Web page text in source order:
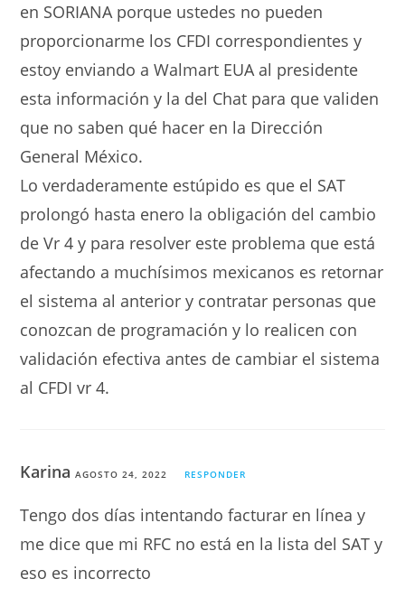
en SORIANA porque ustedes no pueden
proporcionarme los CFDI correspondientes y
estoy enviando a Walmart EUA al presidente
esta información y la del Chat para que validen
que no saben qué hacer en la Dirección
General México.
Lo verdaderamente estúpido es que el SAT
prolongó hasta enero la obligación del cambio
de Vr 4 y para resolver este problema que está
afectando a muchísimos mexicanos es retornar
el sistema al anterior y contratar personas que
conozcan de programación y lo realicen con
validación efectiva antes de cambiar el sistema
al CFDI vr 4.
KarinaAGOSTO 24, 2022 RESPONDER
Tengo dos días intentando facturar en línea y
me dice que mi RFC no está en la lista del SAT y
eso es incorrecto